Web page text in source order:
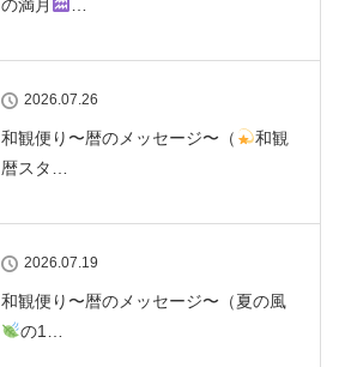
の満月
2026.07.26
和観便り〜暦のメッセージ〜（
和観
暦スタ…
2026.07.19
和観便り〜暦のメッセージ〜（夏の風
の1…